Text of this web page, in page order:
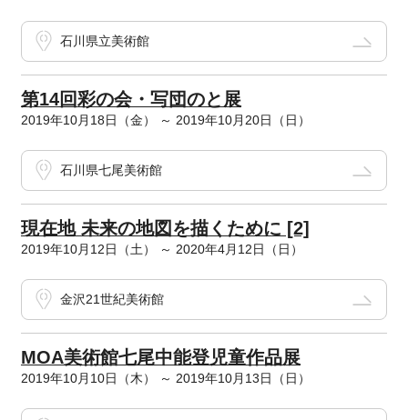
石川県立美術館
第14回彩の会・写団のと展
2019年10月18日（金） ～ 2019年10月20日（日）
石川県七尾美術館
現在地 未来の地図を描くために [2]
2019年10月12日（土） ～ 2020年4月12日（日）
金沢21世紀美術館
MOA美術館七尾中能登児童作品展
2019年10月10日（木） ～ 2019年10月13日（日）